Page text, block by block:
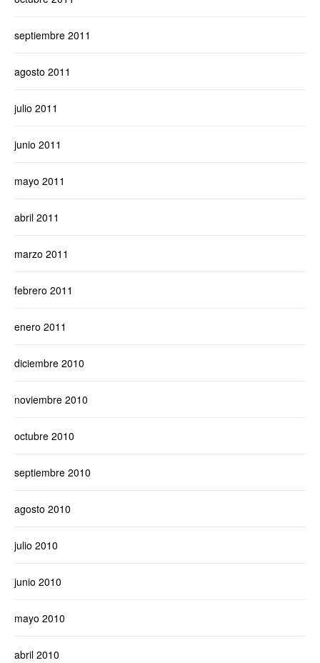
septiembre 2011
agosto 2011
julio 2011
junio 2011
mayo 2011
abril 2011
marzo 2011
febrero 2011
enero 2011
diciembre 2010
noviembre 2010
octubre 2010
septiembre 2010
agosto 2010
julio 2010
junio 2010
mayo 2010
abril 2010